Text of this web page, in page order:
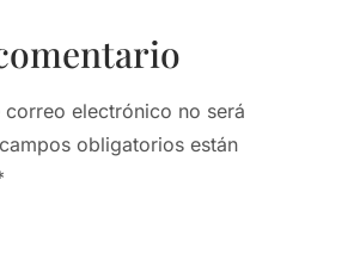
electrónico no será
obligatorios están